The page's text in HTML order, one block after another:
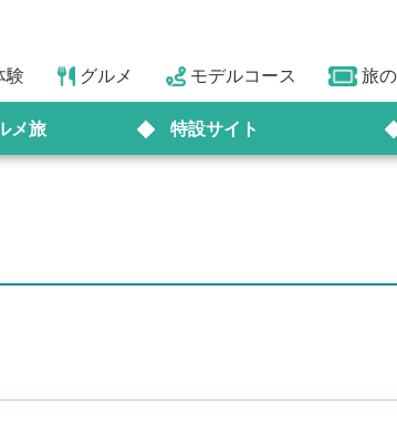
験 グルメ モデルコース 旅
メ旅 特設サイト